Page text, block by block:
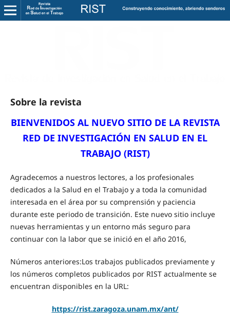
Sobre la revista
BIENVENIDOS AL NUEVO SITIO DE LA REVISTA
RED DE INVESTIGACIÓN EN SALUD EN EL
TRABAJO (RIST)
Agradecemos a nuestros lectores, a los profesionales
dedicados a la Salud en el Trabajo y a toda la comunidad
interesada en el área por su comprensión y paciencia
durante este periodo de transición. Este nuevo sitio incluye
nuevas herramientas y un entorno más seguro para
continuar con la labor que se inició en el año 2016,
Números anteriores:Los trabajos publicados previamente y
los números completos publicados por RIST actualmente se
encuentran disponibles en la URL:
https://rist.zaragoza.unam.mx/ant/